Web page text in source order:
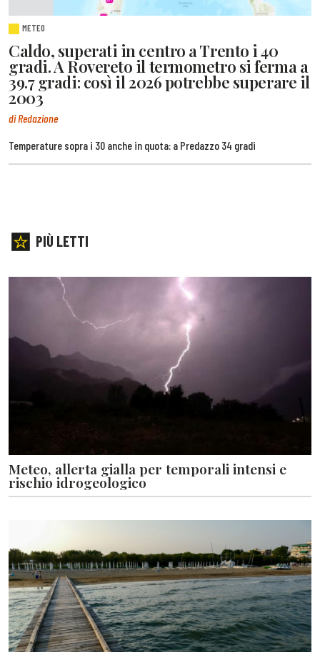
METEO
Caldo, superati in centro a Trento i 40
gradi. A Rovereto il termometro si ferma a
39.7 gradi: così il 2026 potrebbe superare il
2003
di Redazione
Temperature sopra i 30 anche in quota: a Predazzo 34 gradi
PIÙ LETTI
Meteo, allerta gialla per temporali intensi e
rischio idrogeologico